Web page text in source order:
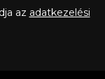
az adatkezelési